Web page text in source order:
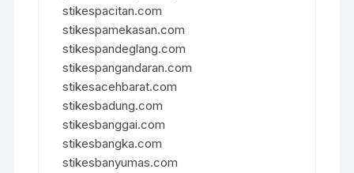
stikespacitan.com
stikespamekasan.com
stikespandeglang.com
stikespangandaran.com
stikesacehbarat.com
stikesbadung.com
stikesbanggai.com
stikesbangka.com
stikesbanyumas.com